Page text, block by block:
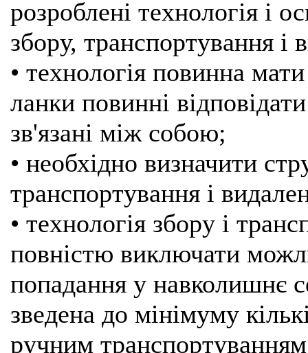
розроблені технологія і
збору, транспортування і
• технологія повинна
ланки повинні
зв'язані між собою;
• необхідно визначити
транспортування і
• технологія збору і
повністю виключати
попадання у навколишнє
зведена до мінімуму
ручним транспортуванням